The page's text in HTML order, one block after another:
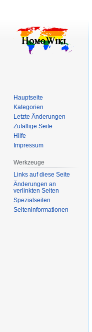
Hauptseite
Kategorien
Letzte Änderungen
Zufällige Seite
Hilfe
Impressum
Werkzeuge
Links auf diese Seite
Änderungen an
verlinkten Seiten
Spezialseiten
Seiten­­informationen